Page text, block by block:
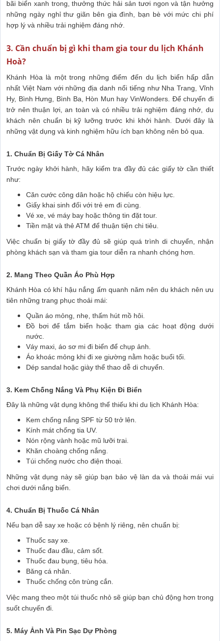
bãi biển xanh trong, thưởng thức hải sản tươi ngon và tận hưởng
những ngày nghỉ thư giãn bên gia đình, bạn bè với mức chi phí
hợp lý và nhiều trải nghiệm đáng nhớ.
3. Cần chuẩn bị gì khi tham gia tour du lịch Khánh
Hoà?
Khánh Hòa là một trong những điểm đến du lịch biển hấp dẫn
nhất Việt Nam với những địa danh nổi tiếng như Nha Trang, Vĩnh
Hy, Bình Hưng, Bình Ba, Hòn Mun hay VinWonders. Để chuyến đi
trở nên thuận lợi, an toàn và có nhiều trải nghiệm đáng nhớ, du
khách nên chuẩn bị kỹ lưỡng trước khi khởi hành. Dưới đây là
những vật dụng và kinh nghiệm hữu ích bạn không nên bỏ qua.
1. Chuẩn Bị Giấy Tờ Cá Nhân
Trước ngày khởi hành, hãy kiểm tra đầy đủ các giấy tờ cần thiết
như:
Căn cước công dân hoặc hộ chiếu còn hiệu lực.
Giấy khai sinh đối với trẻ em đi cùng.
Vé xe, vé máy bay hoặc thông tin đặt tour.
Tiền mặt và thẻ ATM để thuận tiện chi tiêu.
Việc chuẩn bị giấy tờ đầy đủ sẽ giúp quá trình di chuyển, nhận
phòng khách sạn và tham gia tour diễn ra nhanh chóng hơn.
2. Mang Theo Quần Áo Phù Hợp
Khánh Hòa có khí hậu nắng ấm quanh năm nên du khách nên ưu
tiên những trang phục thoải mái:
Quần áo mỏng, nhẹ, thấm hút mồ hôi.
Đồ bơi để tắm biển hoặc tham gia các hoạt động dưới
nước.
Váy maxi, áo sơ mi đi biển để chụp ảnh.
Áo khoác mỏng khi đi xe giường nằm hoặc buổi tối.
Dép sandal hoặc giày thể thao dễ di chuyển.
3. Kem Chống Nắng Và Phụ Kiện Đi Biển
Đây là những vật dụng không thể thiếu khi du lịch Khánh Hòa:
Kem chống nắng SPF từ 50 trở lên.
Kính mát chống tia UV.
Nón rộng vành hoặc mũ lưỡi trai.
Khăn choàng chống nắng.
Túi chống nước cho điện thoại.
Những vật dụng này sẽ giúp bạn bảo vệ làn da và thoải mái vui
chơi dưới nắng biển.
4. Chuẩn Bị Thuốc Cá Nhân
Nếu bạn dễ say xe hoặc có bệnh lý riêng, nên chuẩn bị:
Thuốc say xe.
Thuốc đau đầu, cảm sốt.
Thuốc đau bụng, tiêu hóa.
Băng cá nhân.
Thuốc chống côn trùng cắn.
Việc mang theo một túi thuốc nhỏ sẽ giúp bạn chủ động hơn trong
suốt chuyến đi.
5. Máy Ảnh Và Pin Sạc Dự Phòng